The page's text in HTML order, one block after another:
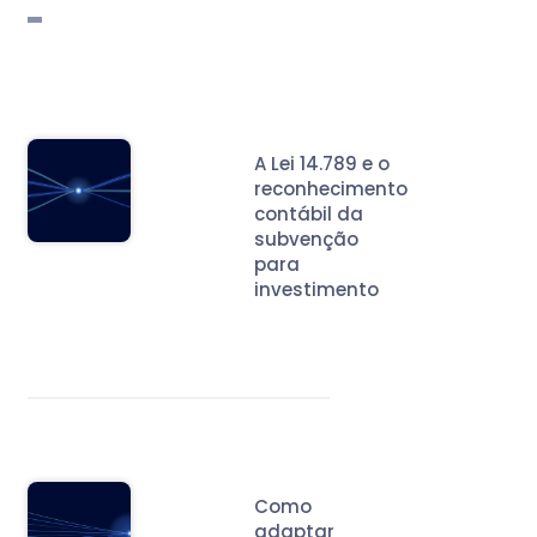
A Lei 14.789 e o
reconhecimento
contábil da
subvenção
para
investimento
Como
adaptar